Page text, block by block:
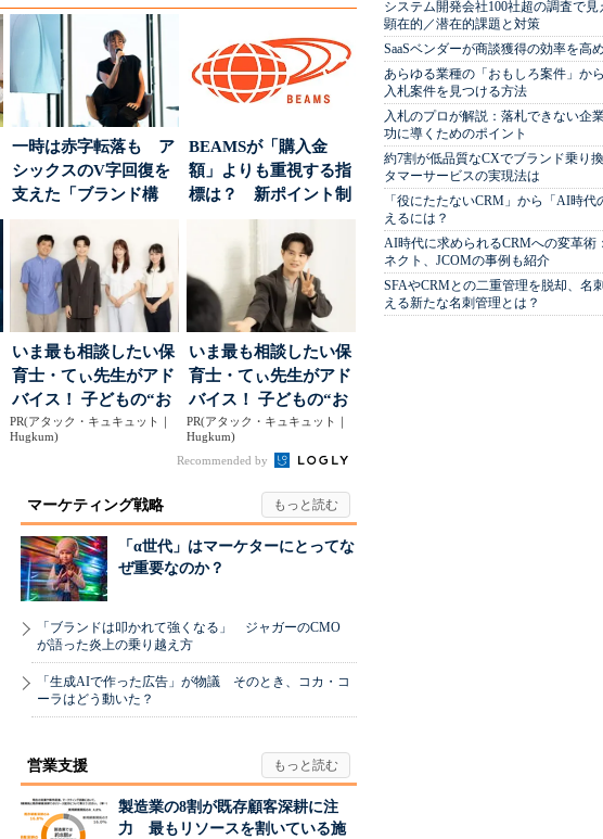
一時は赤字転落も ア
シックスのV字回復を
支えた「ブランド構
BEAMSが「購入金
額」よりも重視する指
標は？ 新ポイント制
度の狙い
いま最も相談したい保
育士・てぃ先生がアド
バイス！ 子どもの“お
てつだい”に、どん...
PR(アタック・キュキュット｜
Hugkum)
いま最も相談したい保
育士・てぃ先生がアド
バイス！ 子どもの“お
てつだい”に、どん...
PR(アタック・キュキュット｜
Hugkum)
Recommended by
マーケティング戦略
「α世代」はマーケターにとってな
ぜ重要なのか？
「ブランドは叩かれて強くなる」 ジャガーのCMO
が語った炎上の乗り越え方
「生成AIで作った広告」が物議 そのとき、コカ・コ
ーラはどう動いた？
営業支援
製造業の8割が既存顧客深耕に注
力 最もリソースを割いている施
システム開発会社100社超の調査で
顕在的／潜在的課題と対策
SaaSベンダーが商談獲得の効率を高
あらゆる業種の「おもしろ案件」か
入札案件を見つける方法
入札のプロが解説：落札できない企
功に導くためのポイント
約7割が低品質なCXでブランド乗り
タマーサービスの実現法は
「役にたたないCRM」から「AI時代
えるには？
AI時代に求められるCRMへの変革術
ネクト、JCOMの事例も紹介
SFAやCRMとの二重管理を脱却、名
える新たな名刺管理とは？